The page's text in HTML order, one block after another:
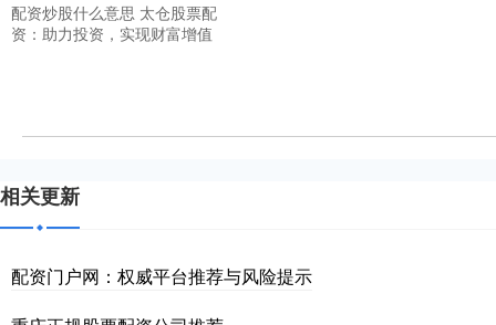
配资炒股什么意思 太仓股票配
资：助力投资，实现财富增值
相关更新
配资门户网：权威平台推荐与风险提示